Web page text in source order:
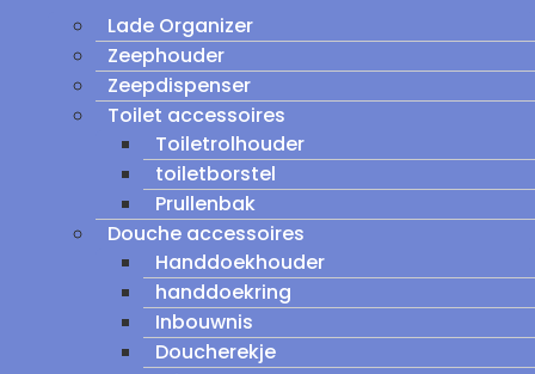
Lade Organizer
Zeephouder
Zeepdispenser
Toilet accessoires
Toiletrolhouder
toiletborstel
Prullenbak
Douche accessoires
Handdoekhouder
handdoekring
Inbouwnis
Doucherekje